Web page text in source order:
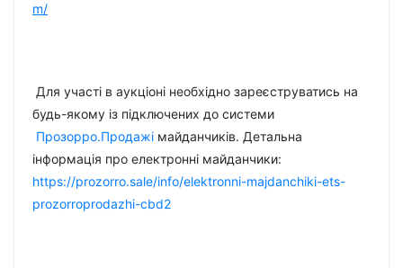
m/
Для участі в аукціоні необхідно зареєструватись на
будь-якому із підключених до системи
Прозорро.Продажі майданчиків. Детальна
інформація про електронні майданчики:
https://prozorro.sale/info/elektronni-majdanchiki-ets-
prozorroprodazhi-cbd2